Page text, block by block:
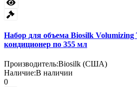
Набор для объема Biosilk
кондиционер по 355 мл
Производитель:Biosilk (США)
Наличие:В наличии
0